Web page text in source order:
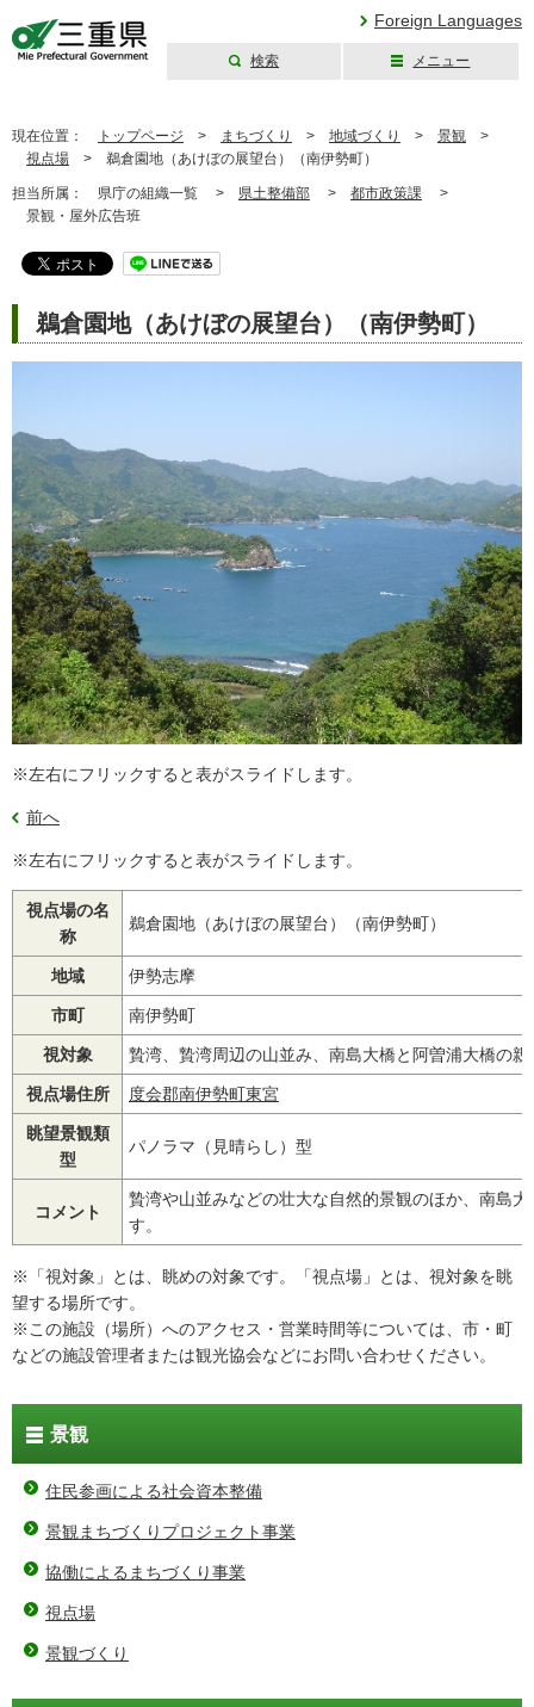
Foreign Languages
検索 メニュー
現在位置： トップページ > まちづくり > 地域づくり > 景観 >
視点場 > 鵜倉園地（あけぼの展望台）（南伊勢町）
担当所属： 県庁の組織一覧 > 県土整備部 > 都市政策課 >
景観・屋外広告班
鵜倉園地（あけぼの展望台）（南伊勢町）
※左右にフリックすると表がスライドします。
前へ
※左右にフリックすると表がスライドします。
視点場の名
称
鵜倉園地（あけぼの展望台）（南伊勢町）
地域 伊勢志摩
市町 南伊勢町
視対象 贄湾、贄湾周辺の山並み、南島大橋と阿曽浦大橋の親
視点場住所 度会郡南伊勢町東宮
眺望景観類
型
パノラマ（見晴らし）型
コメント
贄湾や山並みなどの壮大な自然的景観のほか、南島
す。
※「視対象」とは、眺めの対象です。「視点場」とは、視対象を眺
望する場所です。
※この施設（場所）へのアクセス・営業時間等については、市・町
などの施設管理者または観光協会などにお問い合わせください。
景観
住民参画による社会資本整備
景観まちづくりプロジェクト事業
協働によるまちづくり事業
視点場
景観づくり